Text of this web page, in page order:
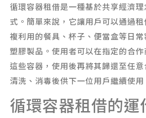
循環容器租借是一種基於共享經濟
式。簡單來說，它讓用戶可以通過
複利用的餐具、杯子、便當盒等日
塑膠製品。使用者可以在指定的合
這些容器，使用後再將其歸還至任
清洗、消毒後供下一位用戶繼續使用
循環容器租借的運